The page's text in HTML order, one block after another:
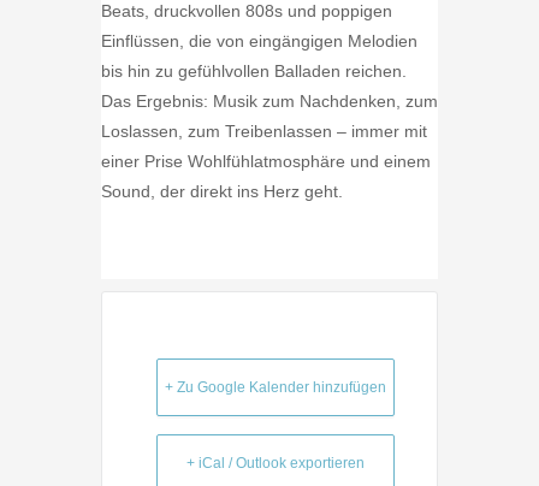
Beats, druckvollen 808s und poppigen
Einflüssen, die von eingängigen Melodien
bis hin zu gefühlvollen Balladen reichen.
Das Ergebnis: Musik zum Nachdenken, zum
Loslassen, zum Treibenlassen – immer mit
einer Prise Wohlfühlatmosphäre und einem
Sound, der direkt ins Herz geht.
+ Zu Google Kalender hinzufügen
+ iCal / Outlook exportieren